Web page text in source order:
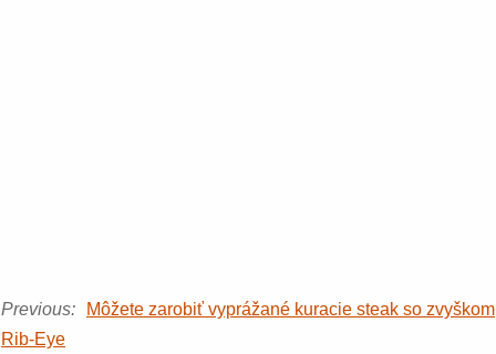
Previous:
Môžete zarobiť vyprážané kuracie steak so zvyškom
Rib-Eye